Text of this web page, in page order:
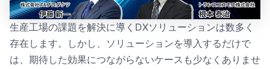
生産工場の課題を解決に導くDXソリューションは数多く
存在します。しかし、ソリューションを導入するだけで
は、期待した効果につながらないケースも少なくありませ